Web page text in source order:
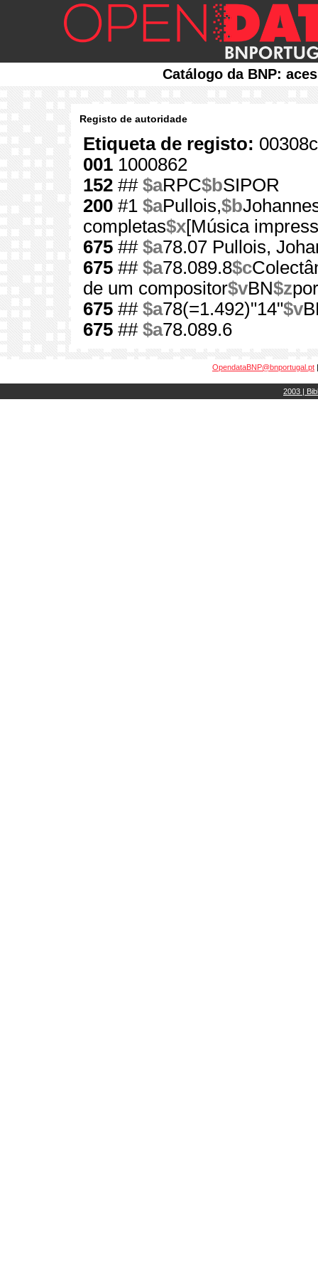
Catálogo da BNP:
Registo de autoridade
Etiqueta de registo:
001 1000862
152 ## $aRPC$bSIPOR
200 #1 $aPullois,$b
completas$x[Música
675 ## $a78.07 Pullois,
675 ## $a78.089.8$c
de um compositor$vBN$zpor
675 ## $a78(=1.492)"14"$v
675 ## $a78.089.6
OpendataBNP@bnportugal.pt
2003 |